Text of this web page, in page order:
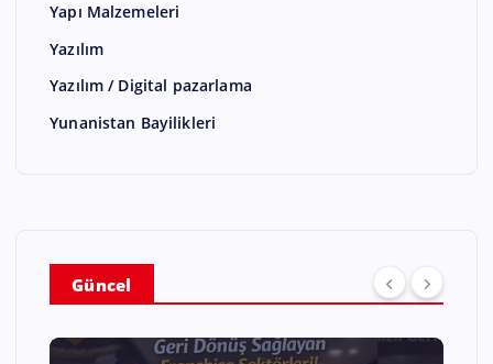
Yapı Malzemeleri
Yazılım
Yazılım / Digital pazarlama
Yunanistan Bayilikleri
Güncel